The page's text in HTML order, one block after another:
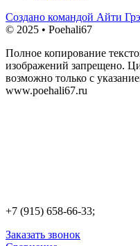
Создано командой Айти
© 2025 • Poehali67
Полное копирование
изображений запрещено.
возможно только с
www.poehali67.ru
+7 (915) 658-66-33;
Заказать звонок